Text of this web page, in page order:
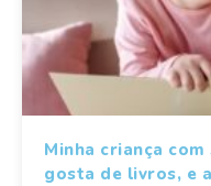
Minha criança
gosta de livros, e